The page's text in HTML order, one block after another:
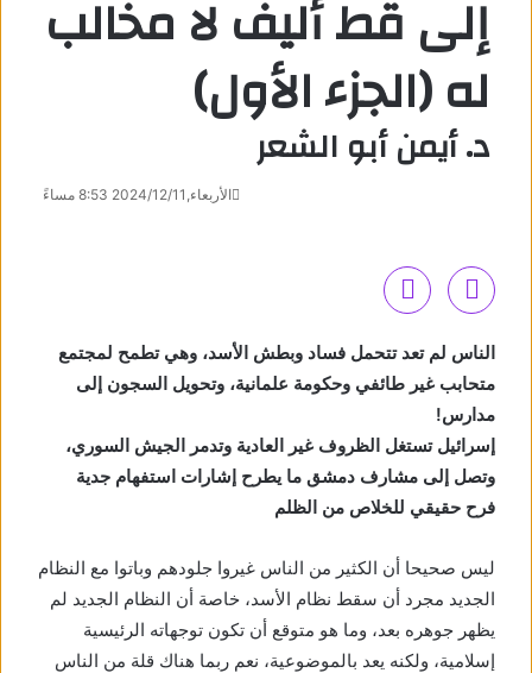
إلى قط أليف لا مخالب
له (الجزء الأول)
د. أيمن أبو الشعر
الأربعاء,2024/12/11 8:53 مساءً
الناس لم تعد تتحمل فساد وبطش الأسد، وهي تطمح لمجتمع
متحابب غير طائفي وحكومة علمانية، وتحويل السجون إلى
مدارس!
إسرائيل تستغل الظروف غير العادية وتدمر الجيش السوري،
وتصل إلى مشارف دمشق ما يطرح إشارات استفهام جدية
فرح حقيقي للخلاص من الظلم
ليس صحيحا أن الكثير من الناس غيروا جلودهم وباتوا مع النظام
الجديد مجرد أن سقط نظام الأسد، خاصة أن النظام الجديد لم
يظهر جوهره بعد، وما هو متوقع أن تكون توجهاته الرئيسية
إسلامية، ولكنه يعد بالموضوعية، نعم ربما هناك قلة من الناس